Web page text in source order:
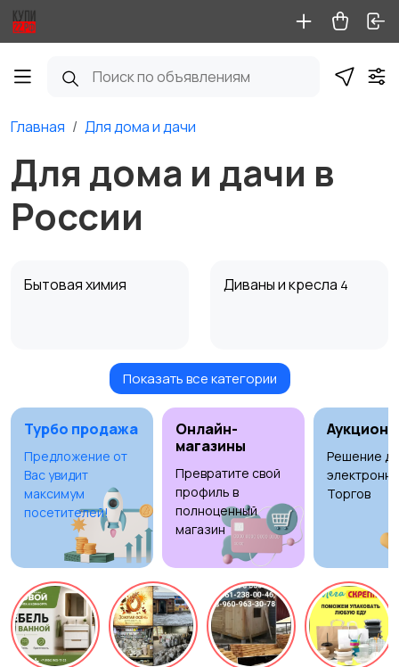
Главная Для дома и дачи
Для дома и дачи в
России
Бытовая химия Диваны и кресла 4
Кровати и матрасы1 Кухонные гарнитуры
Освещение
Оформление
интерьера2
Охрана и
сигнализации
Подставки и тумбы1
Показать все категории
Турбо продажа
Предложение от
Вас увидит
максимум
посетителей!
Онлайн-
магазины
Превратите свой
профиль в
полноценный
магазин
Аукционы
Решение
Торгов